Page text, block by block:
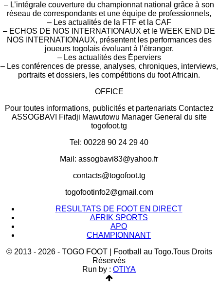
– L’intégrale couverture du championnat national grâce à son
réseau de correspondants et une équipe de professionnels,
– Les actualités de la FTF et la CAF
– ECHOS DE NOS INTERNATIONAUX et le WEEK END DE
NOS INTERNATIONAUX, présentent les performances des
joueurs togolais évoluant à l’étranger,
– Les actualités des Éperviers
– Les conférences de presse, analyses, chroniques, interviews,
portraits et dossiers, les compétitions du foot Africain.
OFFICE
Pour toutes informations, publicités et partenariats Contactez
ASSOGBAVI Fifadji Mawutowu Manager General du site
togofoot.tg
Tel: 00228 90 24 29 40
Mail: assogbavi83@yahoo.fr
contacts@togofoot.tg
togofootinfo2@gmail.com
RESULTATS DE FOOT EN DIRECT
AFRIK SPORTS
APO
CHAMPIONNANT
© 2013 - 2026 - TOGO FOOT | Football au Togo.Tous Droits
Réservés
Run by : OTIYA